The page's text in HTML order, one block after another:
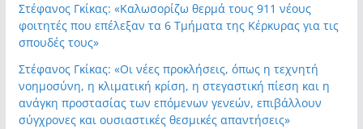
Στέφανος Γκίκας: «Καλωσορίζω θερμά τους 911 νέους
φοιτητές που επέλεξαν τα 6 Τμήματα της Κέρκυρας για τις
σπουδές τους»
Στέφανος Γκίκας: «Οι νέες προκλήσεις, όπως η τεχνητή
νοημοσύνη, η κλιματική κρίση, η στεγαστική πίεση και η
ανάγκη προστασίας των επόμενων γενεών, επιβάλλουν
σύγχρονες και ουσιαστικές θεσμικές απαντήσεις»